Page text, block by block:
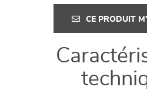
CE PRODUIT